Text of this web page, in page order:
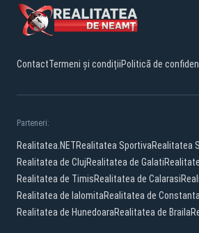
ContactTermeni și condițiiPolitică de
Parteneri:
Realitatea.NETRealitatea SportivaRealitatea
Realitatea de ClujRealitatea de Galati
Realitatea de TimisRealitatea de Calarasi
Realitatea de IalomitaRealitatea de
Realitatea de HunedoaraRealitatea de Braila